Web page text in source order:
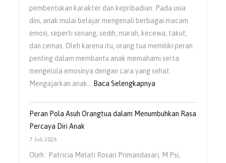
pembentukan karakter dan kepribadian. Pada usia
dini, anak mulai belajar mengenali berbagai macam
emosi, seperti senang, sedih, marah, kecewa, takut,
dan cemas. Oleh karena itu, orang tua memiliki peran
penting dalam membantu anak memahami serta
mengelola emosinya dengan cara yang sehat.
Mengajarkan anak…
Baca Selengkapnya
Peran Pola Asuh Orangtua dalam Menumbuhkan Rasa
Percaya Diri Anak
7 Juli 2026
Oleh : Patricia Melati Rosari Primandasari, M.Psi,